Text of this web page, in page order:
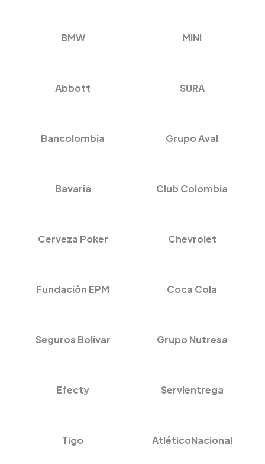
BMW MINI
Abbott SURA
Bancolombia Grupo Aval
Bavaria Club Colombia
Cerveza Poker Chevrolet
Fundación EPM Coca Cola
Seguros Bolívar Grupo Nutresa
Efecty Servientrega
Tigo AtléticoNacional